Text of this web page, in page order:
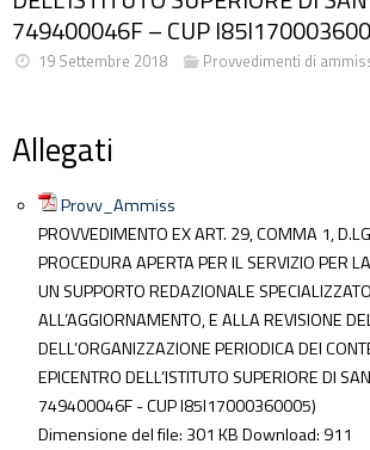
749400046F – CUP
19 Settembre 2018 Provvedimenti di
Allegati
Provv_Ammiss
PROVVEDIMENTO EX ART. 29, COMMA 1,
PROCEDURA APERTA PER IL SERVIZIO PER
UN SUPPORTO REDAZIONALE
ALL’AGGIORNAMENTO, E ALLA REVISIONE
DELL’ORGANIZZAZIONE PERIODICA DEI
EPICENTRO DELL’ISTITUTO SUPERIORE DI
749400046F - CUP I85I17000360005)
Dimensione del file: 301 KBDownload: 911